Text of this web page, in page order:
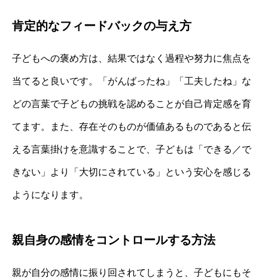
肯定的なフィードバックの与え方
子どもへの褒め方は、結果ではなく過程や努力に焦点を
当てると良いです。「がんばったね」「工夫したね」な
どの言葉で子どもの挑戦を認めることが自己肯定感を育
てます。また、存在そのものが価値あるものであると伝
える言葉掛けを意識することで、子どもは「できる／で
きない」より「大切にされている」という安心を感じる
ようになります。
親自身の感情をコントロールする方法
親が自分の感情に振り回されてしまうと、子どもにもそ